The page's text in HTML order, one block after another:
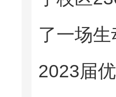
了一场
2023届